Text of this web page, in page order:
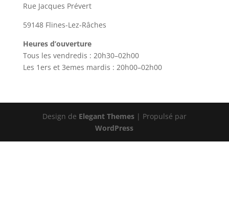
Rue Jacques Prévert
59148 Flines-Lez-Râches
Heures d’ouverture
Tous les vendredis : 20h30–02h00
Les 1ers et 3emes mardis : 20h00–02h00
Design de Elegant Themes| Propulsé par
WordPress